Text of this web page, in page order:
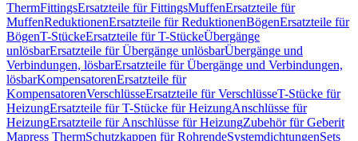
ThermFittingsErsatzteile für FittingsMuffenErsatzteile für
MuffenReduktionenErsatzteile für ReduktionenBögenErsatzteile für
BögenT-StückeErsatzteile für T-StückeÜbergänge
unlösbarErsatzteile für Übergänge unlösbarÜbergänge und
Verbindungen, lösbarErsatzteile für Übergänge und Verbindungen,
lösbarKompensatorenErsatzteile für
KompensatorenVerschlüsseErsatzteile für VerschlüsseT-Stücke für
HeizungErsatzteile für T-Stücke für HeizungAnschlüsse für
HeizungErsatzteile für Anschlüsse für HeizungZubehör für Geberit
Mapress ThermSchutzkappen für RohrendeSystemdichtungenSets